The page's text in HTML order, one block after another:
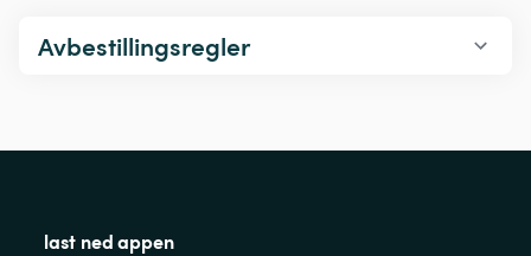
Avbestillingsregler
last ned appen